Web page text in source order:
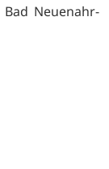
Neuenahr-